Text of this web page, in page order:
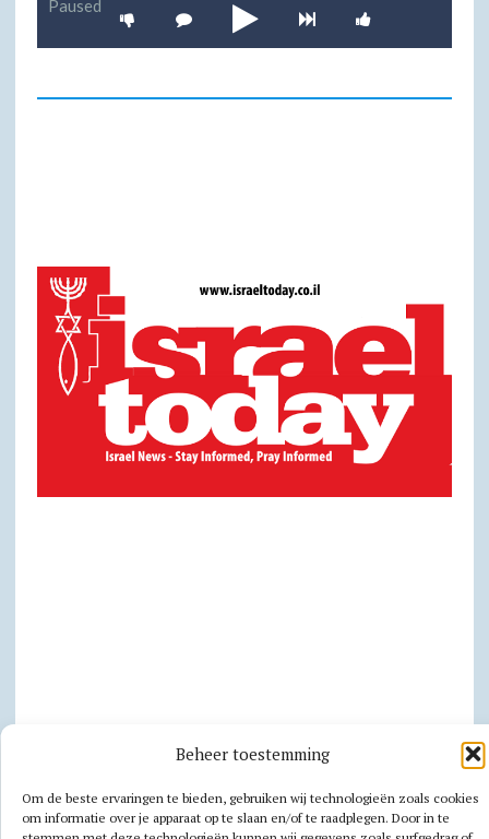
Beheer toestemming
Om de beste ervaringen te bieden, gebruiken wij technologieën zoals cookies
om informatie over je apparaat op te slaan en/of te raadplegen. Door in te
Privacy
Cookiebeleid